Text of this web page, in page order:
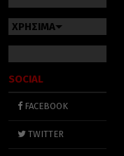
ΧΡΗΣΙΜΑ
SOCIAL
FACEBOOK
TWITTER